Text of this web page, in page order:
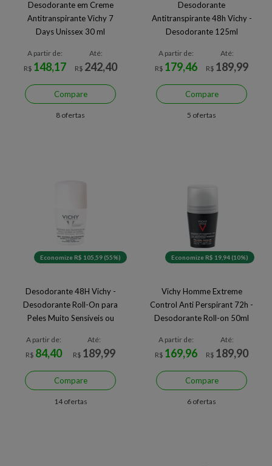
Desodorante em Creme
Antitranspirante Vichy 7
Days Unissex 30 ml
A partir de:
R$ 148,17
Até:
R$ 242,40
Compare
8 ofertas
Desodorante
Antitranspirante 48h Vichy -
Desodorante 125ml
A partir de:
R$ 179,46
Até:
R$ 189,99
Compare
5 ofertas
Economize R$ 105,59 (55%)
Desodorante 48H Vichy -
Desodorante Roll-On para
Peles Muito Sensíveis ou
A partir de:
R$ 84,40
Até:
R$ 189,99
Compare
14 ofertas
Economize R$ 19,94 (10%)
Vichy Homme Extreme
Control Anti Perspirant 72h -
Desodorante Roll-on 50ml
A partir de:
R$ 169,96
Até:
R$ 189,90
Compare
6 ofertas